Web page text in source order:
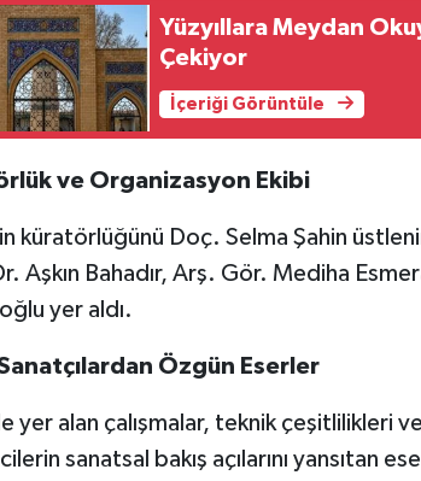
Yüzyıllara Meydan
Çekiyor
İçeriği Görüntüle
ve Organizasyon Ekibi
küratörlüğünü Doç. Selma Şahin
Aşkın Bahadır, Arş. Gör. Mediha
yer aldı.
Özgün Eserler
yer alan çalışmalar, teknik çeşitlilikleri
sanatsal bakış açılarını yansıtan